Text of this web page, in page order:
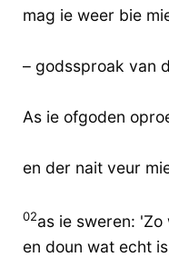
mag ie weer bie
– godssproak van
As ie ofgoden
en der nait veur
02as ie sweren: 'Zo
en doun wat echt